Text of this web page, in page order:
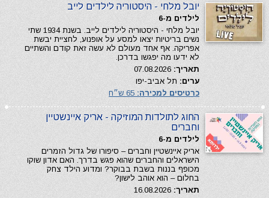
יובל מלחי - היסטוריה לילדים לייב
לילדים מ-6
יובל מלחי - היסטוריה לילדים לייב. בשנת 1934 שתי
נשים בריטיות יצאו למסע על אופנוע, לחציית יבשת
אפריקה. אף אחד מעולם לא עשה זאת קודם והשתיים
לא ידעו מה יפגשו בדרכן.
תאריך:
ערים: תל אביב-יפו
כרטיסים למכירה:
החוג לתולדות המוזיקה - אריק איינשטיין
וחברים
לילדים מ-6
אריק איינשטיין וחברים – סיפורו של גדול הזמרים
הישראלים והחברים שהוא פגש בדרך. האם אדון שוקו
מכופף בננות בשבת בבוקר? ומדוע הילד צחק
בחלום – הוא אוהב לישון?
תאריך: